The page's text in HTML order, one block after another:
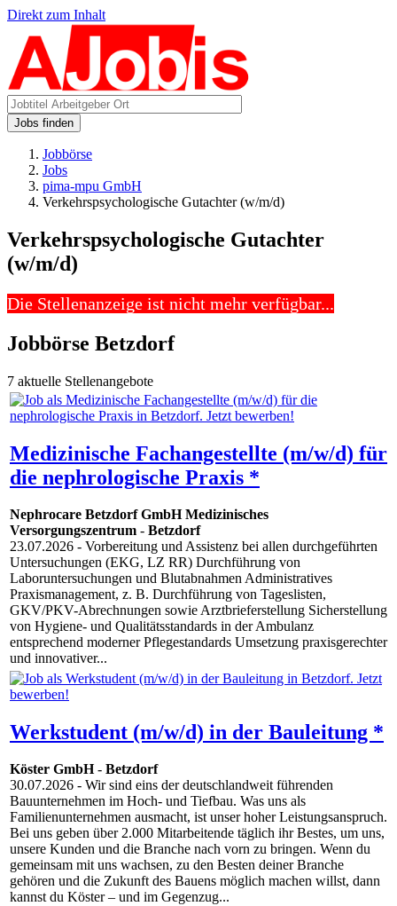
Direkt zum Inhalt
Jobs finden
Jobbörse
Jobs
pima-mpu GmbH
Verkehrspsychologische Gutachter (w/m/d)
Verkehrspsychologische Gutachter
(w/m/d)
Die Stellenanzeige ist nicht mehr verfügbar...
Jobbörse Betzdorf
7 aktuelle Stellenangebote
Medizinische Fachangestellte (m/w/d) für
die nephrologische Praxis *
Nephrocare Betzdorf GmbH Medizinisches
Versorgungszentrum - Betzdorf
23.07.2026 - Vorbereitung und Assistenz bei allen durchgeführten
Untersuchungen (EKG, LZ RR) Durchführung von
Laboruntersuchungen und Blutabnahmen Administratives
Praxismanagement, z. B. Durchführung von Tageslisten,
GKV/PKV-Abrechnungen sowie Arztbrieferstellung Sicherstellung
von Hygiene- und Qualitätsstandards in der Ambulanz
entsprechend moderner Pflegestandards Umsetzung praxisgerechter
und innovativer...
Werkstudent (m/w/d) in der Bauleitung *
Köster GmbH- Betzdorf
30.07.2026 - Wir sind eins der deutschlandweit führenden
Bauunternehmen im Hoch- und Tiefbau. Was uns als
Familienunternehmen ausmacht, ist unser hoher Leistungsanspruch.
Bei uns geben über 2.000 Mitarbeitende täglich ihr Bestes, um uns,
unsere Kunden und die Branche nach vorn zu bringen. Wenn du
gemeinsam mit uns wachsen, zu den Besten deiner Branche
gehören und die Zukunft des Bauens möglich machen willst, dann
kannst du Köster – und im Gegenzug...